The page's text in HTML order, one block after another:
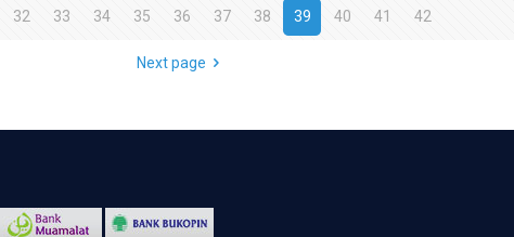
32 33 34 35 36 37 38 39 40 41 42
Next page